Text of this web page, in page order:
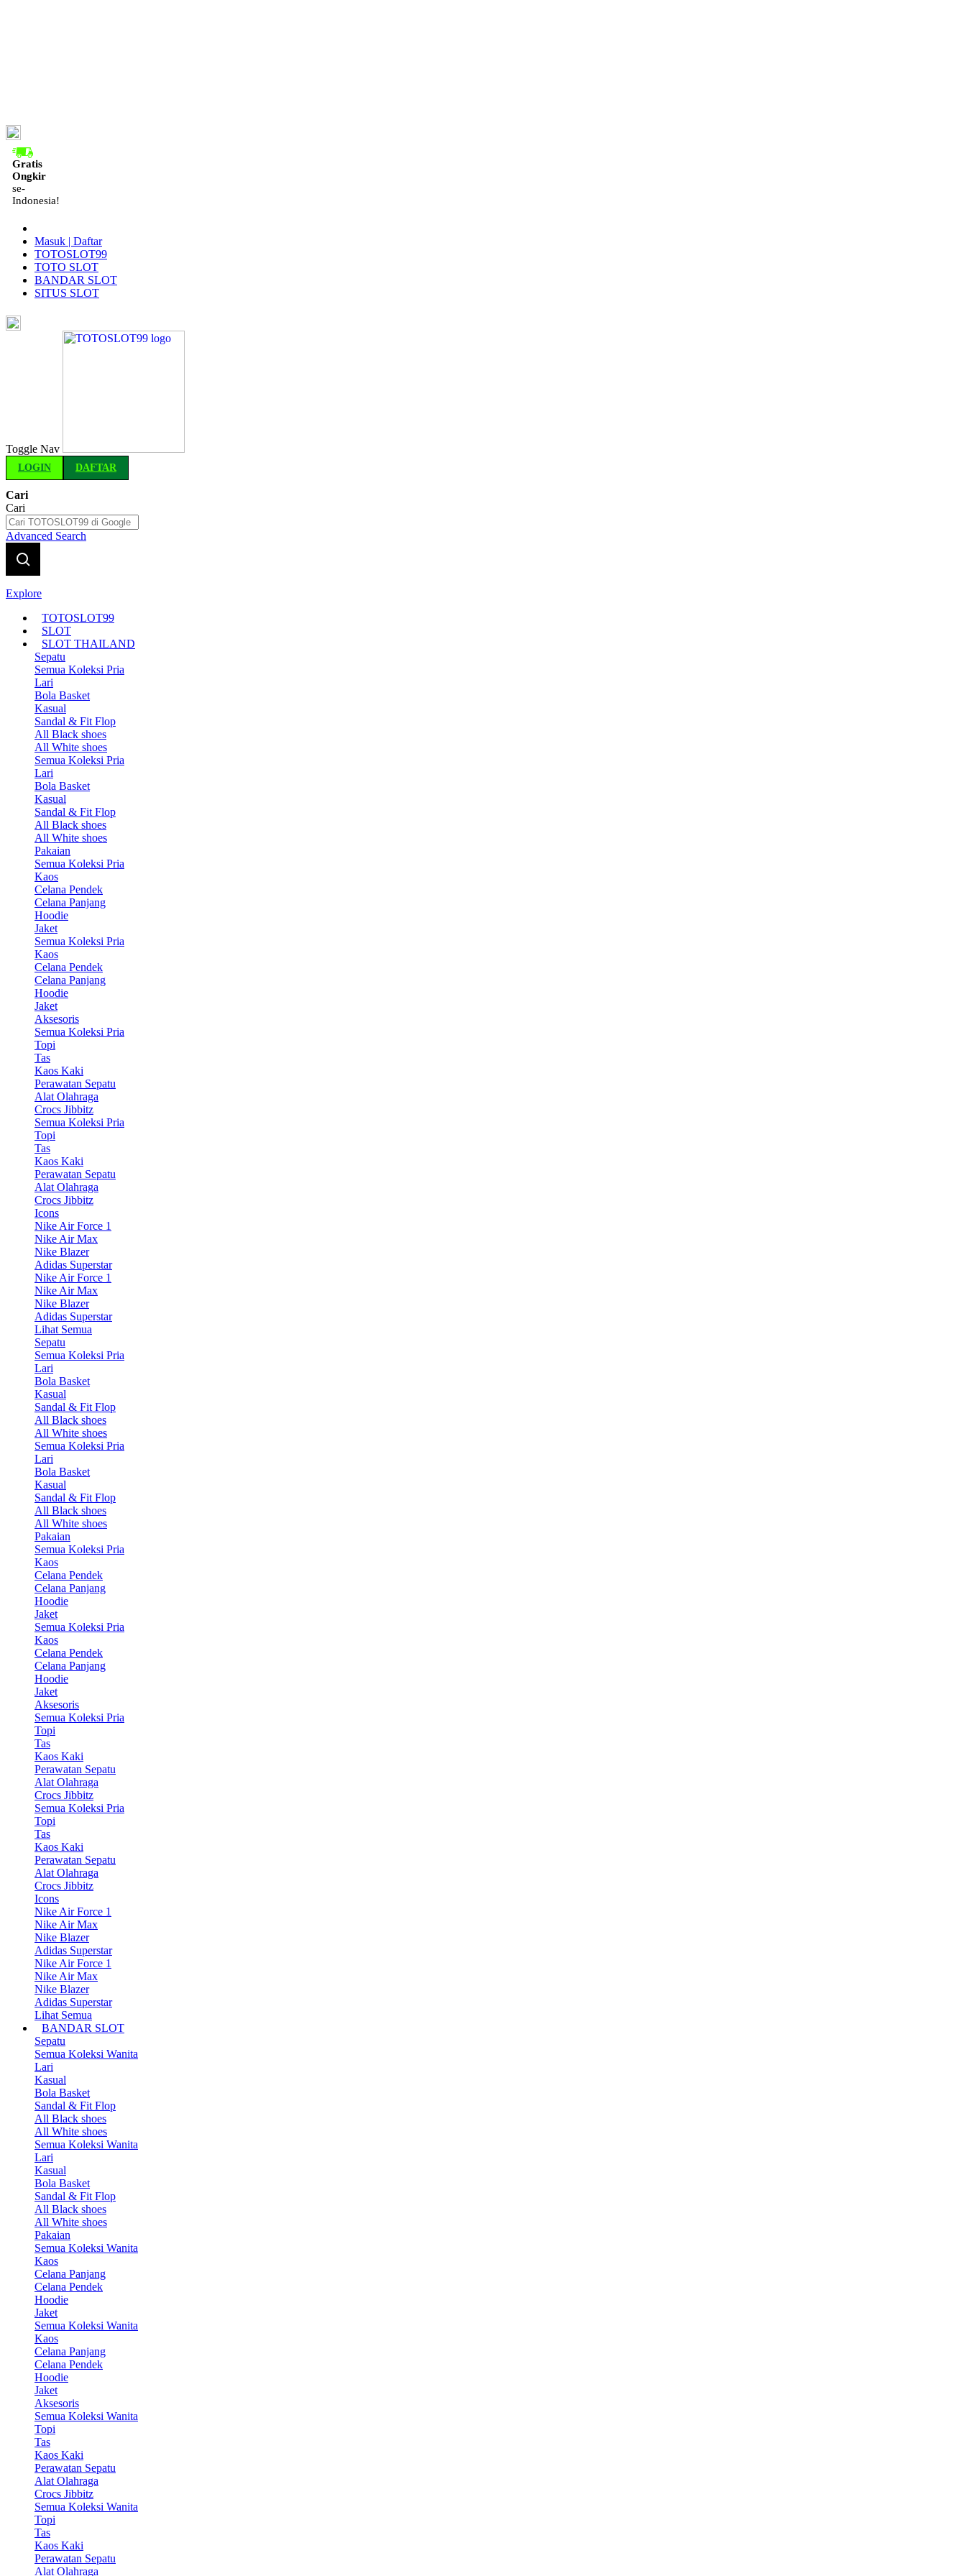
Gratis
Ongkir
se-
Indonesia!
Masuk | Daftar
TOTOSLOT99
TOTO SLOT
BANDAR SLOT
SITUS SLOT
Toggle Nav
LOGIN DAFTAR
Cari
Cari
Advanced Search
Explore
TOTOSLOT99
SLOT
SLOT THAILAND
Sepatu
Semua Koleksi Pria
Lari
Bola Basket
Kasual
Sandal & Fit Flop
All Black shoes
All White shoes
Semua Koleksi Pria
Lari
Bola Basket
Kasual
Sandal & Fit Flop
All Black shoes
All White shoes
Pakaian
Semua Koleksi Pria
Kaos
Celana Pendek
Celana Panjang
Hoodie
Jaket
Semua Koleksi Pria
Kaos
Celana Pendek
Celana Panjang
Hoodie
Jaket
Aksesoris
Semua Koleksi Pria
Topi
Tas
Kaos Kaki
Perawatan Sepatu
Alat Olahraga
Crocs Jibbitz
Semua Koleksi Pria
Topi
Tas
Kaos Kaki
Perawatan Sepatu
Alat Olahraga
Crocs Jibbitz
Icons
Nike Air Force 1
Nike Air Max
Nike Blazer
Adidas Superstar
Nike Air Force 1
Nike Air Max
Nike Blazer
Adidas Superstar
Lihat Semua
Sepatu
Semua Koleksi Pria
Lari
Bola Basket
Kasual
Sandal & Fit Flop
All Black shoes
All White shoes
Semua Koleksi Pria
Lari
Bola Basket
Kasual
Sandal & Fit Flop
All Black shoes
All White shoes
Pakaian
Semua Koleksi Pria
Kaos
Celana Pendek
Celana Panjang
Hoodie
Jaket
Semua Koleksi Pria
Kaos
Celana Pendek
Celana Panjang
Hoodie
Jaket
Aksesoris
Semua Koleksi Pria
Topi
Tas
Kaos Kaki
Perawatan Sepatu
Alat Olahraga
Crocs Jibbitz
Semua Koleksi Pria
Topi
Tas
Kaos Kaki
Perawatan Sepatu
Alat Olahraga
Crocs Jibbitz
Icons
Nike Air Force 1
Nike Air Max
Nike Blazer
Adidas Superstar
Nike Air Force 1
Nike Air Max
Nike Blazer
Adidas Superstar
Lihat Semua
BANDAR SLOT
Sepatu
Semua Koleksi Wanita
Lari
Kasual
Bola Basket
Sandal & Fit Flop
All Black shoes
All White shoes
Semua Koleksi Wanita
Lari
Kasual
Bola Basket
Sandal & Fit Flop
All Black shoes
All White shoes
Pakaian
Semua Koleksi Wanita
Kaos
Celana Panjang
Celana Pendek
Hoodie
Jaket
Semua Koleksi Wanita
Kaos
Celana Panjang
Celana Pendek
Hoodie
Jaket
Aksesoris
Semua Koleksi Wanita
Topi
Tas
Kaos Kaki
Perawatan Sepatu
Alat Olahraga
Crocs Jibbitz
Semua Koleksi Wanita
Topi
Tas
Kaos Kaki
Perawatan Sepatu
Alat Olahraga